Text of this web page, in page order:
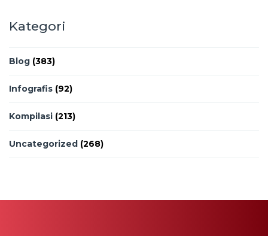
Kategori
Blog (383)
Infografis (92)
Kompilasi (213)
Uncategorized (268)